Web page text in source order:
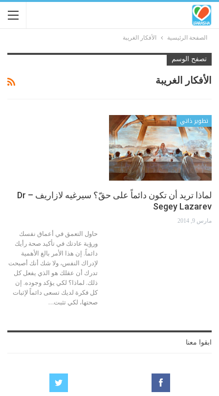
الصفحة الرئيسية الأفكار الغريبة
تصفح الوسم
الأفكار الغريبة
تطوير ذاتي
لماذا تريد أن تكون دائماً على حقّ؟ سيرغيه لازاريف – Dr
Segey Lazarev
مارس 9, 2014
حاول التعمق في أعماق نفسك
ورؤية عادتك في تأكيد صحة رأيك
دائماً. إن هذا الأمر بالغ الأهمية
لإدراك النفس، ولا شك أنك أصبحت
تدرك أن عقلك هو الذي يفعل كل
ذلك. لماذا؟ لكي يؤكد وجوده. إن
كل فكرة لديك تسعى دائماً لإثبات
صحتها، لكي تثبت…
ابقوا معنا